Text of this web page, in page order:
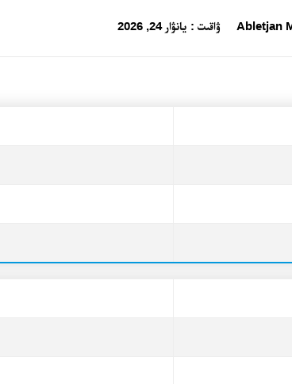
Abletjan ۋاقىت : يانۋار 24, 2026